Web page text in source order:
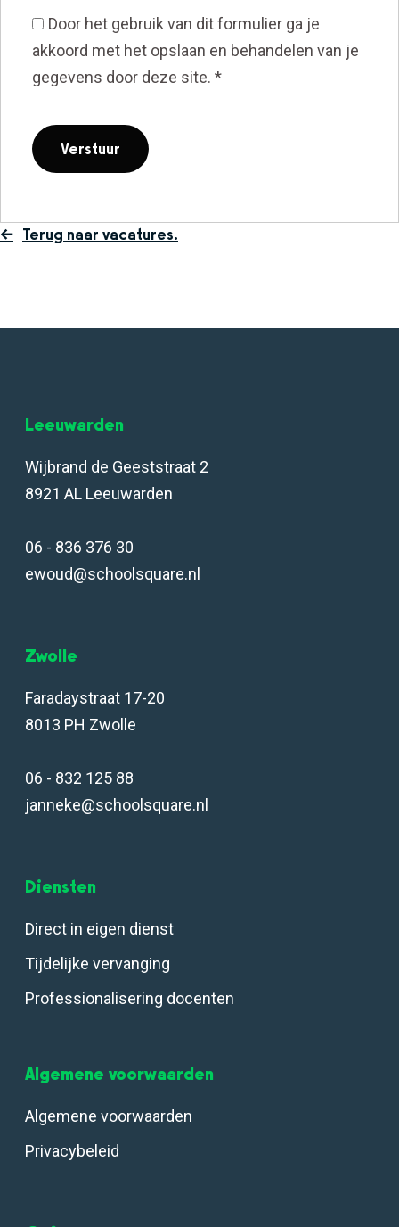
Door het gebruik van dit formulier ga je
akkoord met het opslaan en behandelen van je
gegevens door deze site. *
Terug naar vacatures.
Leeuwarden
Wijbrand de Geeststraat 2
8921 AL Leeuwarden
06 - 836 376 30
ewoud@schoolsquare.nl
Zwolle
Faradaystraat 17-20
8013 PH Zwolle
06 - 832 125 88
janneke@schoolsquare.nl
Diensten
Direct in eigen dienst
Tijdelijke vervanging
Professionalisering docenten
Algemene voorwaarden
Algemene voorwaarden
Privacybeleid